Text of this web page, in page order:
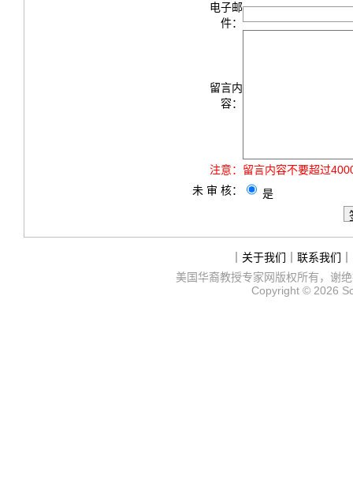
电子邮
件：
留言内
容：
注意： 留言内容不要超过
未 审 核：
是
关于我们 联系我们
美国华裔教授专家网版权所有，谢
Copyright © 2026